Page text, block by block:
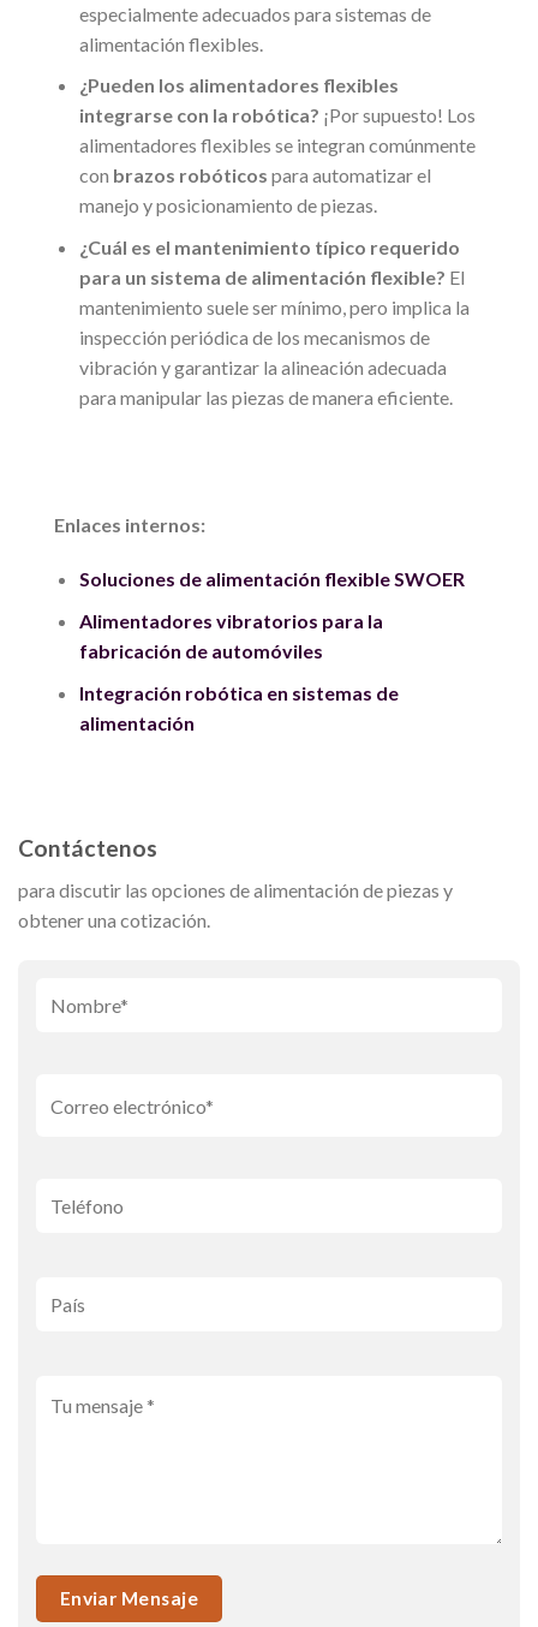
especialmente adecuados para sistemas de
alimentación flexibles.
¿Pueden los alimentadores flexibles
integrarse con la robótica? ¡Por supuesto! Los
alimentadores flexibles se integran comúnmente
con brazos robóticos para automatizar el
manejo y posicionamiento de piezas.
¿Cuál es el mantenimiento típico requerido
para un sistema de alimentación flexible? El
mantenimiento suele ser mínimo, pero implica la
inspección periódica de los mecanismos de
vibración y garantizar la alineación adecuada
para manipular las piezas de manera eficiente.
Enlaces internos:
Soluciones de alimentación flexible SWOER
Alimentadores vibratorios para la
fabricación de automóviles
Integración robótica en sistemas de
alimentación
Contáctenos
para discutir las opciones de alimentación de piezas y
obtener una cotización.